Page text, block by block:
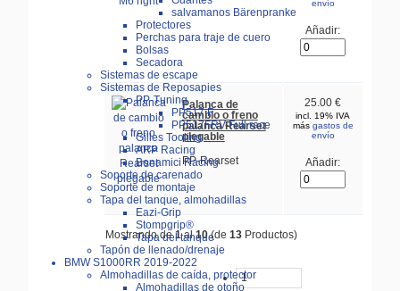
salvamanos Bärenpranke
Protectores
Perchas para traje de cuero
Bolsas
Secadora
Sistemas de escape
Sistemas de Reposapies
PP-Tuning
PP517.F
PP517FRV-Full race
Gilles Tooling
ARP Racing
Bonamici Racing
Soporte de carenado
Soporte de montaje
Tapa del tanque, almohadillas
Eazi-Grip
Stompgrip®
Tapa del tanque
Tapón de llenado/drenaje
BMW S1000RR 2019-2022
Almohadillas de caída, protector
Almohadillas de otoño
envío
Añadir:
Palanca de
cambio o freno
palanca Rearset
plegable
PP-Rearset
25.00 €
incl. 19% IVA
más gastos de
envío
Añadir:
Mostrando de1al10(de 13Productos)
1